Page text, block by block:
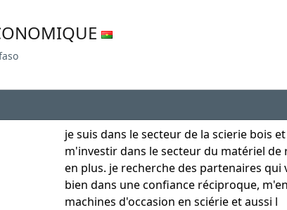
je suis dans le secteur de la scierie bois
m'investir dans le secteur du matériel de
en plus. je recherche des partenaires qui
bien dans une confiance réciproque,
machines d'occasion en sciérie et aussi l